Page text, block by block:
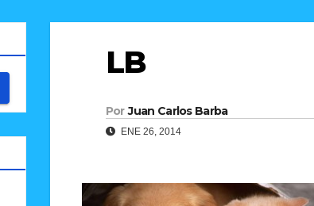
LB
Por Juan Carlos Barba
ENE 26, 2014